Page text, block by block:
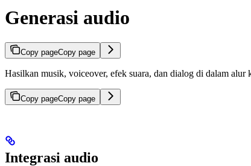
Generasi audio
Copy pageCopy page
Hasilkan musik, voiceover, efek suara, dan dialog di dalam
Copy pageCopy page
Integrasi audio